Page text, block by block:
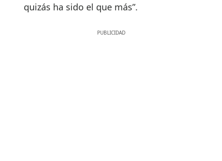
quizás ha sido el que más”.